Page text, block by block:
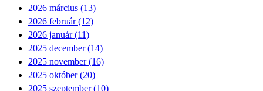
2026 március (13)
2026 február (12)
2026 január (11)
2025 december (14)
2025 november (16)
2025 október (20)
2025 szeptember (10)